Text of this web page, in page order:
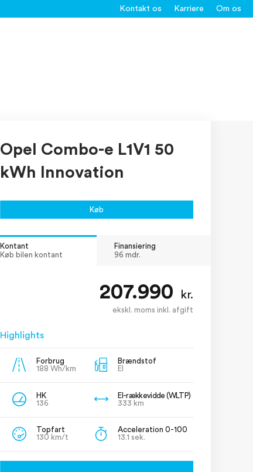
Kontakt os Karriere Om os
Opel Combo-e L1V1 50
kWh Innovation
Køb
Kontant
Køb bilen kontant
Finansiering
96 mdr.
207.990 kr.
ekskl. moms inkl. afgift
Highlights
Forbrug
188 Wh/km
Brændstof
El
HK
136
El-rækkevidde (WLTP)
333 km
Topfart
130 km/t
Acceleration 0-100
13.1 sek.